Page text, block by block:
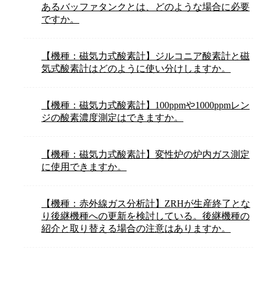
あるバッファタンクとは、どのような場合に必要
ですか。
【機種：磁気力式酸素計】ジルコニア酸素計と磁
気式酸素計はどのように使い分けしますか。
【機種：磁気力式酸素計】100ppmや1000ppmレン
ジの酸素濃度測定はできますか。
【機種：磁気力式酸素計】変性炉の炉内ガス測定
に使用できますか。
【機種：赤外線ガス分析計】ZRHが生産終了とな
り後継機種への更新を検討している。後継機種の
紹介と取り替える場合の注意はありますか。